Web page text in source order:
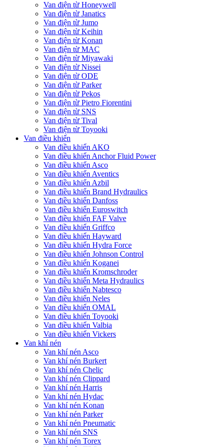
Van điện từ Honeywell
Van điện từ Janatics
Van điện từ Jumo
Van điện từ Keihin
Van điện từ Konan
Van điện từ MAC
Van điện từ Miyawaki
Van điện từ Nissei
Van điện từ ODE
Van điện từ Parker
Van điện từ Pekos
Van điện từ Pietro Fiorentini
Van điện từ SNS
Van điện từ Tival
Van điện từ Toyooki
Van điều khiển
Van điều khiển AKO
Van điều khiển Anchor Fluid Power
Van điều khiển Asco
Van điều khiển Aventics
Van điều khiển Azbil
Van điều khiển Brand Hydraulics
Van điều khiển Danfoss
Van điều khiển Euroswitch
Van điều khiển FAF Valve
Van điều khiển Griffco
Van điều khiển Hayward
Van điều khiển Hydra Force
Van điều khiển Johnson Control
Van điều khiển Koganei
Van điều khiển Kromschroder
Van điều khiển Meta Hydraulics
Van điều khiển Nabtesco
Van điều khiển Neles
Van điều khiển OMAL
Van điều khiển Toyooki
Van điều khiển Valbia
Van điều khiển Vickers
Van khí nén
Van khí nén Asco
Van khí nén Burkert
Van khí nén Chelic
Van khí nén Clippard
Van khí nén Harris
Van khí nén Hydac
Van khí nén Konan
Van khí nén Parker
Van khí nén Pneumatic
Van khí nén SNS
Van khí nén Torex